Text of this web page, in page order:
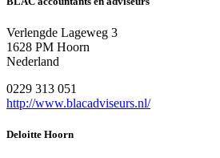
Verlengde Lageweg 3
1628 PM Hoorn
Nederland
0229 313 051
http://www.blacadviseurs.nl/
Deloitte Hoorn